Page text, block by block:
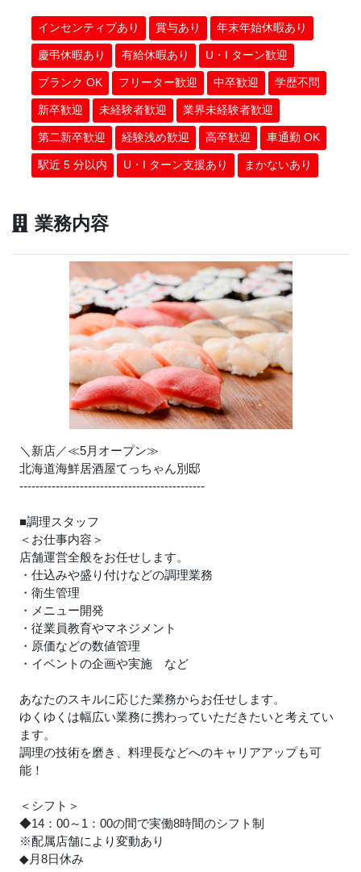
インセンティブあり 賞与あり 年末年始休暇あり
慶弔休暇あり 有給休暇あり U・I ターン歓迎
ブランク OK フリーター歓迎 中卒歓迎 学歴不問
新卒歓迎 未経験者歓迎 業界未経験者歓迎
第二新卒歓迎 経験浅め歓迎 高卒歓迎 車通勤 OK
駅近 5 分以内 U・I ターン支援あり まかないあり
業務内容
＼新店／≪5月オープン≫
北海道海鮮居酒屋てっちゃん別邸
----------------------------------------------
■調理スタッフ
＜お仕事内容＞
店舗運営全般をお任せします。
・仕込みや盛り付けなどの調理業務
・衛生管理
・メニュー開発
・従業員教育やマネジメント
・原価などの数値管理
・イベントの企画や実施 など
あなたのスキルに応じた業務からお任せします。
ゆくゆくは幅広い業務に携わっていただきたいと考えてい
ます。
調理の技術を磨き、料理長などへのキャリアアップも可
能！
＜シフト＞
◆14：00～1：00の間で実働8時間のシフト制
※配属店舗により変動あり
◆月8日休み